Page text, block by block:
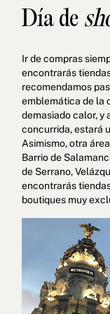
Día de
Ir de compras
encontrarás
recomendamos
emblemática de la
demasiado calor, y
concurrida, estará
Asimismo, otra
Barrio de
de Serrano,
encontrarás
boutiques muy